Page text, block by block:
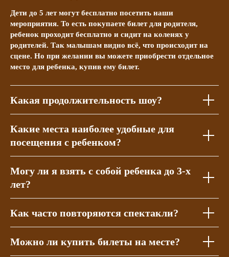
Дети до 5 лет могут бесплатно посетить наши
мероприятия. То есть покупаете билет для родителя,
ребенок проходит бесплатно и сидит на коленях у
родителей. Так малышам видно всё, что происходит на
сцене. Но при желании вы можете приобрести отдельное
место для ребенка, купив ему билет.
Какая продолжительность шоу?
Какие места наиболее удобные для
посещения с ребенком?
Могу ли я взять с собой ребенка до 3-х
лет?
Как часто повторяются спектакли?
Можно ли купить билеты на месте?